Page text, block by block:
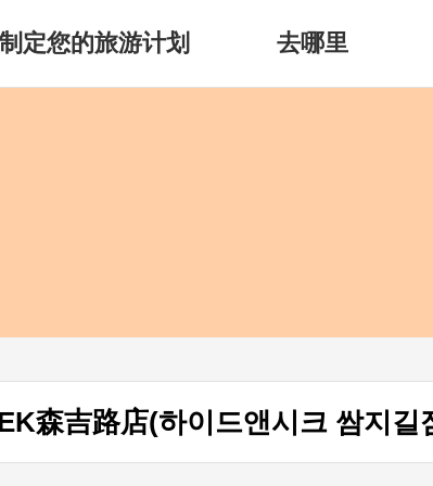
制定您的旅游计划 去哪里
森吉路店(하이드앤시크 쌈지길